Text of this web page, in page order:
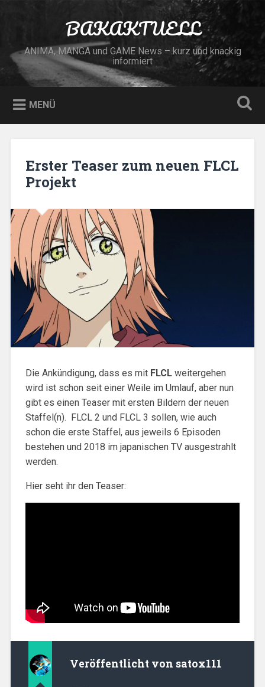
BAKAKTUELL
ANIMA, MANGA und GAME News – kurz und knackig
informiert
MENÜ
Erster Teaser zum neuen FLCL
Projekt
Die Ankündigung, dass es mit FLCLweitergehen
wird ist schon seit einer Weile im Umlauf, aber nun
gibt es einen Teaser mit ersten Bildern der neuen
Staffel(n). FLCL 2 und FLCL 3 sollen, wie auch
schon die erste Staffel, aus jeweils 6 Episoden
bestehen und 2018 im japanischen TV ausgestrahlt
werden.
Hier seht ihr den Teaser:
Veröffentlicht von satox111